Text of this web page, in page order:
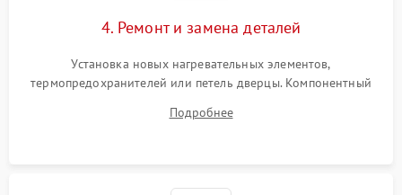
4. Ремонт и замена деталей
Установка новых нагревательных элементов,
термопредохранителей или петель дверцы. Компонентный
выгоревших реле, восстановление контактов и замена
Подробнее